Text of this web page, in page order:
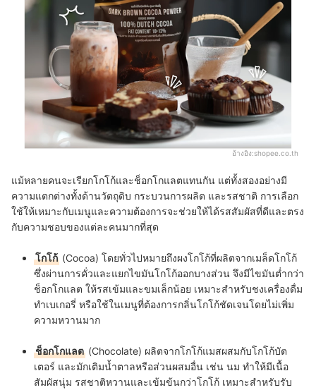
อ้างอิง:shopee.co.th
แม้หลายคนจะเรียกโกโก้และช็อกโกแลตแทนกัน แต่ทั้งสองอย่างมี
ความแตกต่างทั้งด้านวัตถุดิบ กระบวนการผลิต และรสชาติ การเลือก
ใช้ให้เหมาะกับเมนูและความต้องการจะช่วยให้ได้รสสัมผัสที่ดีและตรง
กับความชอบของแต่ละคนมากที่สุด
โกโก้ (Cocoa) โดยทั่วไปหมายถึงผงโกโก้ที่ผลิตจากเมล็ดโกโก้
ซึ่งผ่านการคั่วและแยกไขมันโกโก้ออกบางส่วน จึงมีไขมันต่ำกว่า
ช็อกโกแลต ให้รสเข้มและขมเล็กน้อย เหมาะสำหรับชงเครื่องดื่ม
ทำเบเกอรี่ หรือใช้ในเมนูที่ต้องการกลิ่นโกโก้ชัดเจนโดยไม่เพิ่ม
ความหวานมาก
ช็อกโกแลต (Chocolate) ผลิตจากโกโก้แมสผสมกับโกโก้บัต
เตอร์ และมักเติมน้ำตาลหรือส่วนผสมอื่น เช่น นม ทำให้มีเนื้อ
สัมผัสนุ่ม รสชาติหวานและเข้มข้นกว่าโกโก้ เหมาะสำหรับรับ